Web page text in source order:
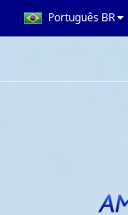
Português BR